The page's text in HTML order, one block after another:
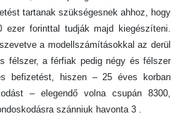
tartanak szükségesnek ahhoz, hogy
ezer forinttal tudják majd kiegészíteni.
a modellszámításokkal az derül
félszer, a férfiak pedig négy és félszer
befizetést, hiszen – 25 éves korban
– elegendő volna csupán 8300,
szánniuk havonta 3 .